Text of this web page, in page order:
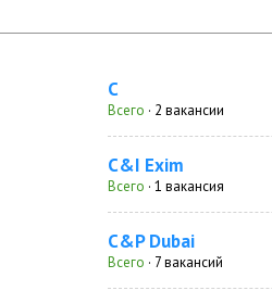
C
Всего · 2 вакансии
C&I Exim
Всего · 1 вакансия
C&P Dubai
Всего · 7 вакансий